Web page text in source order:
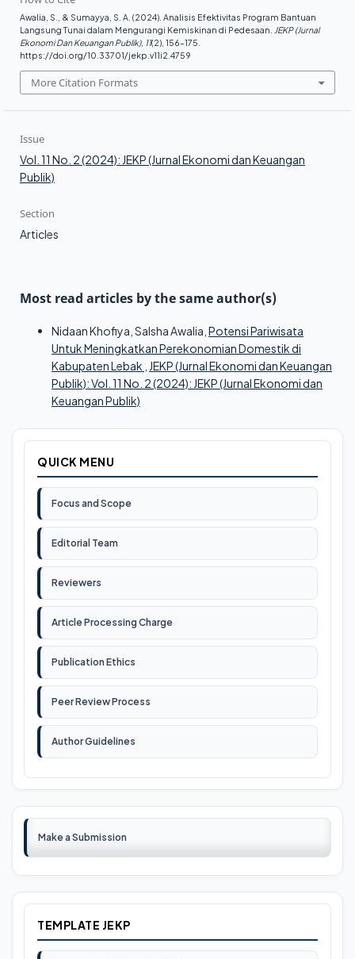
Awalia, S., & Sumayya, S. A. (2024). Analisis Efektivitas Program Bantuan
Langsung Tunai dalam Mengurangi Kemiskinan di Pedesaan.
JEKP (Jurnal
Ekonomi Dan Keuangan Publik), 11(2), 156–175.
https://doi.org/10.33701/jekp.v11i2.4759
More Citation Formats
Issue
Vol. 11 No. 2 (2024): JEKP (Jurnal Ekonomi dan Keuangan
Publik)
Section
Articles
Most read articles by the same author(s)
Nidaan Khofiya, Salsha Awalia, Potensi Pariwisata
Untuk Meningkatkan Perekonomian Domestik di
Kabupaten Lebak JEKP (Jurnal Ekonomi dan Keuangan
Publik): Vol. 11 No. 2 (2024): JEKP (Jurnal Ekonomi dan
Keuangan Publik)
QUICK MENU
Focus and Scope
Editorial Team
Reviewers
Article Processing Charge
Publication Ethics
Peer Review Process
Author Guidelines
Make a Submission
TEMPLATE JEKP